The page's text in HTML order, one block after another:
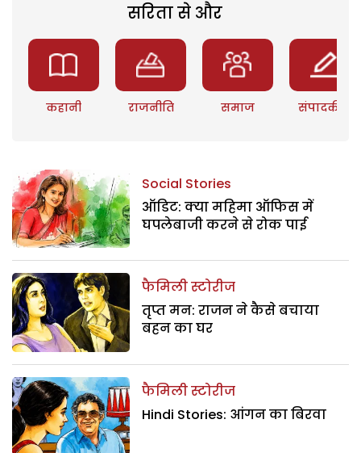
सरिता से और
कहानी राजनीति समाज संपादकीय
Social Stories
ऑडिट: क्या महिमा ऑफिस में
घपलेबाजी करने से रोक पाई
फैमिली स्टोरीज
तृप्त मन: राजन ने कैसे बचाया
बहन का घर
फैमिली स्टोरीज
Hindi Stories: आंगन का बिरवा